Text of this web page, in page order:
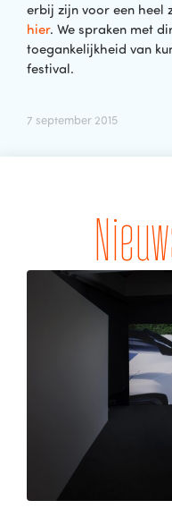
erbij zijn voor een heel
hier. We spraken met
toegankelijkheid van
festival.
7 september 2015